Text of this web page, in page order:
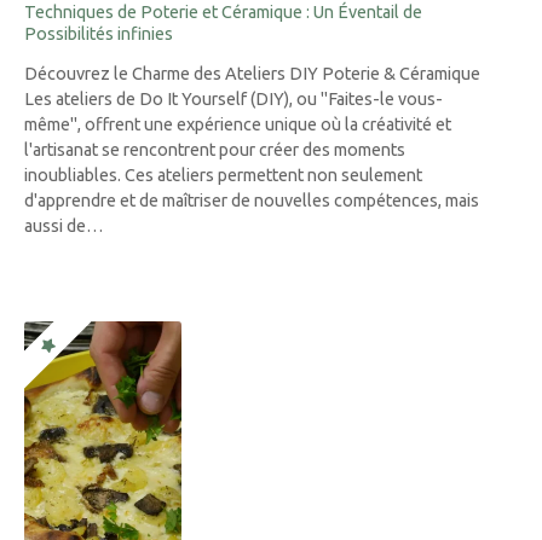
Techniques de Poterie et Céramique : Un Éventail de
Possibilités infinies
Découvrez le Charme des Ateliers DIY Poterie & Céramique
Les ateliers de Do It Yourself (DIY), ou "Faites-le vous-
même", offrent une expérience unique où la créativité et
l'artisanat se rencontrent pour créer des moments
inoubliables. Ces ateliers permettent non seulement
d'apprendre et de maîtriser de nouvelles compétences, mais
aussi de…